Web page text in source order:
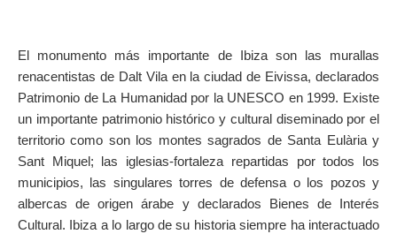
El monumento más importante de Ibiza son las murallas
renacentistas de Dalt Vila en la ciudad de Eivissa, declarados
Patrimonio de La Humanidad por la UNESCO en 1999. Existe
un importante patrimonio histórico y cultural diseminado por el
territorio como son los montes sagrados de Santa Eulària y
Sant Miquel; las iglesias-fortaleza repartidas por todos los
municipios, las singulares torres de defensa o los pozos y
albercas de origen árabe y declarados Bienes de Interés
Cultural. Ibiza a lo largo de su historia siempre ha interactuado